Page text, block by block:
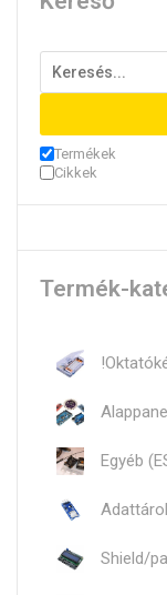
Termékek
Cikkek
Termék-
Egyéb
Shield/